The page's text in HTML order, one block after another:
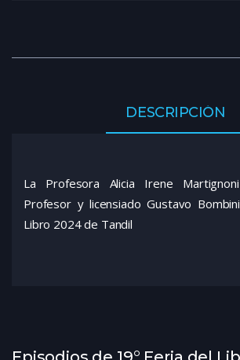
DESCRIPCIÓN
La Profesora Alicia Irene
Profesor y licensiado Gustavo
Libro 2024 de Tandil